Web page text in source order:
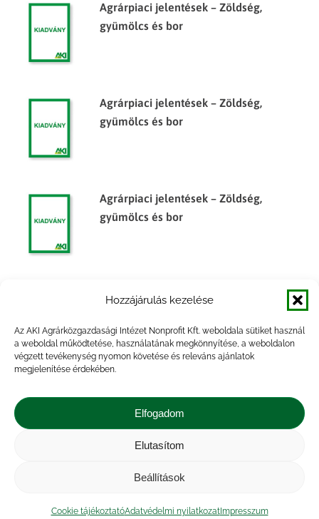
Hozzájárulás kezelése
Az AKI Agrárközgazdasági Intézet Nonprofit Kft. weboldala sütiket használ
a weboldal működtetése, használatának megkönnyítése, a weboldalon
végzett tevékenység nyomon követése és releváns ajánlatok
megjelenítése érdekében.
Elfogadom
Elutasítom
Beállítások
Cookie tájékoztatóAdatvédelmi nyilatkozatImpresszum
Agrárpiaci jelentések – Zöldség,
gyümölcs és bor
Agrárpiaci jelentések – Zöldség,
gyümölcs és bor
Agrárpiaci jelentések – Zöldség,
gyümölcs és bor
Agrárpiaci jelentések – Zöldség,
gyümölcs és bor
Agrárpiaci jelentések – Zöldség,